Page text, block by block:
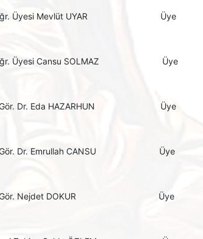
Üyesi Mevlüt UYAR Üye
Üyesi Cansu SOLMAZ Üye
Gör. Dr. Eda HAZARHUN Üye
Gör. Dr. Emrullah CANSU Üye
Gör. Nejdet DOKUR Üye